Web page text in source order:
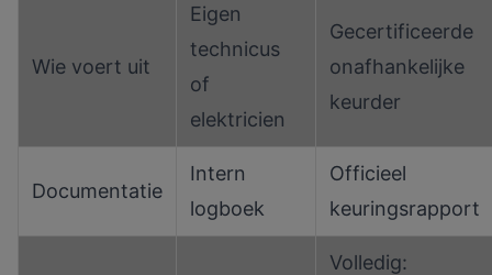
Wie voert uit
Eigen
technicus
of
elektricien
Gecertificeerde
onafhankelijke
keurder
Documentatie
Intern
logboek
Officieel
keuringsrapport
Volledig: